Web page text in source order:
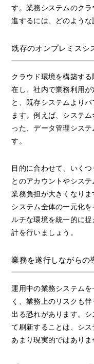
す。業務システムのク
進するには、どのような
既存のオンプレミスシ
クラウド環境を構築す
在し、社内で業務利用
と、既存システムより
ます。例えば、システ
った、データ管理シス
す。
目的に合わせて、いく
とのアカウントやシス
業務負担が大きくなり
システム全体の一元化
ルチな環境を統一的に
計を行いましょう。
業務を遂行しながらの
運用中の業務システム
く、業務上のリスクも
出る恐れがあります。
て刷新することは、シス
あまり現実的ではありま